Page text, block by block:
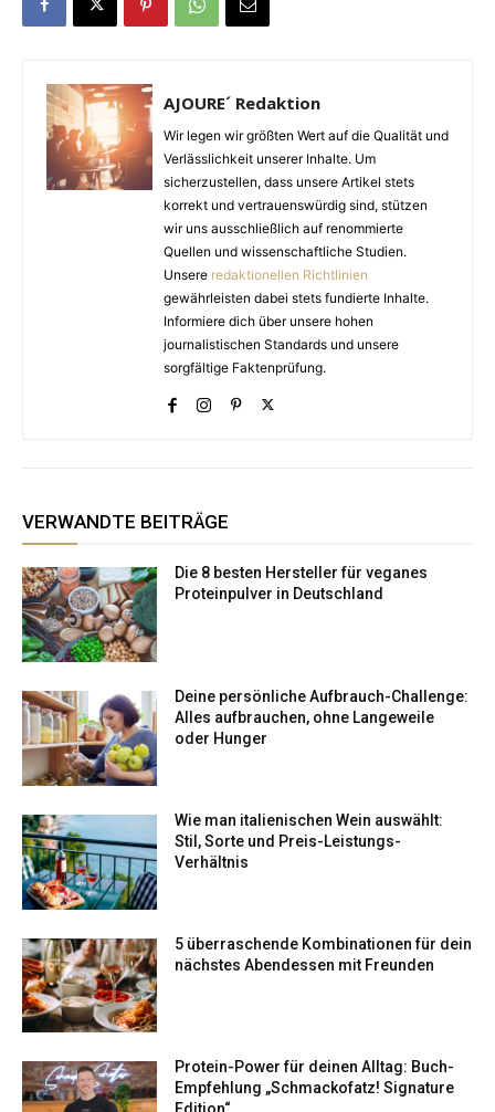
AJOURE´ Redaktion
Wir legen wir größten Wert auf die Qualität und
Verlässlichkeit unserer Inhalte. Um
sicherzustellen, dass unsere Artikel stets
korrekt und vertrauenswürdig sind, stützen
wir uns ausschließlich auf renommierte
Quellen und wissenschaftliche Studien.
Unsere redaktionellen Richtlinien
gewährleisten dabei stets fundierte Inhalte.
Informiere dich über unsere hohen
journalistischen Standards und unsere
sorgfältige Faktenprüfung.
VERWANDTE BEITRÄGE
Die 8 besten Hersteller für veganes
Proteinpulver in Deutschland
Deine persönliche Aufbrauch-Challenge:
Alles aufbrauchen, ohne Langeweile
oder Hunger
Wie man italienischen Wein auswählt:
Stil, Sorte und Preis-Leistungs-
Verhältnis
5 überraschende Kombinationen für dein
nächstes Abendessen mit Freunden
Protein-Power für deinen Alltag: Buch-
Empfehlung „Schmackofatz! Signature